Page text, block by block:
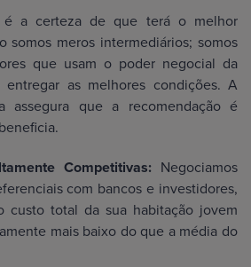
é a certeza de que terá o melhor
somos meros intermediários; somos
que usam o poder negocial da
as melhores condições. A
assegura que a recomendação é
Competitivas: Negociamos
com bancos e investidores,
custo total da sua habitação jovem
mais baixo do que a média do